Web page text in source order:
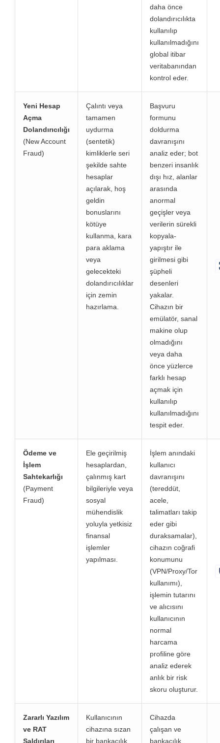
daha önce
dolandırıcılıkta
kullanılıp
kullanılmadığını
global itibar
veritabanından
kontrol eder.
Yeni Hesap
Açma
Dolandırıcılığı
(New Account
Fraud)
Çalıntı veya
tamamen
uydurma
(sentetik)
kimliklerle seri
şekilde sahte
hesaplar
açılarak, hoş
geldin
bonuslarını
kötüye
kullanma, kara
para aklama
veya
gelecekteki
dolandırıcılıklar
için zemin
hazırlama.
Başvuru
formunu
doldurma
davranışını
analiz eder; bot
benzeri insanlık
dışı hız, alanlar
arasında
anormal
geçişler veya
verilerin sürekli
kopyala-
yapıştır ile
girilmesi gibi
şüpheli
desenleri
yakalar.
Cihazın bir
emülatör, sanal
makine olup
olmadığını
veya daha
önce yüzlerce
farklı hesap
açmak için
kullanılıp
kullanılmadığını
tespit eder.
Ödeme ve
İşlem
Sahtekarlığı
(Payment
Fraud)
Ele geçirilmiş
hesaplardan,
çalınmış kart
bilgileriyle veya
sosyal
mühendislik
yoluyla yetkisiz
finansal
işlemler
yapılması.
İşlem anındaki
kullanıcı
davranışını
(tereddüt,
acele,
talimatları takip
eder gibi
duraksamalar),
cihazın coğrafi
konumunu
(VPN/Proxy/Tor
kullanımı),
işlemin tutarını
ve alıcısını
kullanıcının
normal
harcama
profiline göre
analiz ederek
anlık bir risk
skoru oluşturur.
Zararlı Yazılım
ve RAT
Saldırıları
Kullanıcının
cihazına sızan
bir bankacılık
Cihazda
çalışan ve
bankacılık